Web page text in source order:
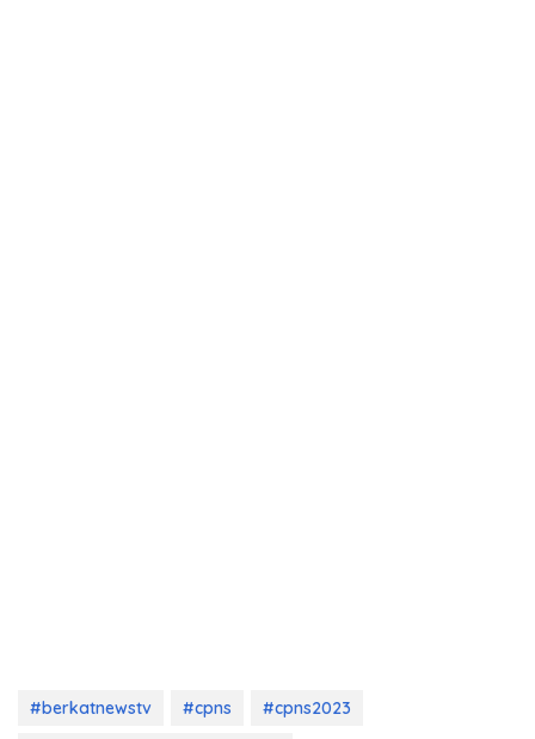
#berkatnewstv #cpns
#cpns2023